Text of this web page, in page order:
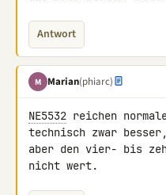
Antwort
M Marian(phiarc)
NE5532 reichen
technisch zwar besser,
aber den vier- bis
nicht wert.